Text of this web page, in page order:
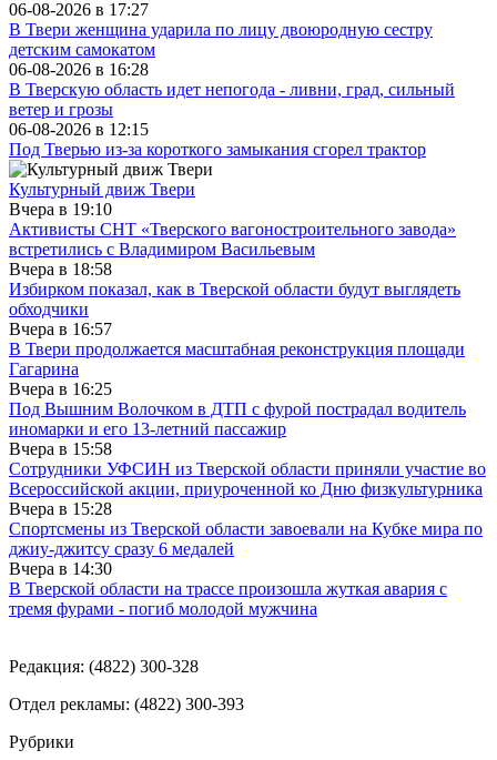
06-08-2026 в 17:27
В Твери женщина ударила по лицу двоюродную сестру
детским самокатом
06-08-2026 в 16:28
В Тверскую область идет непогода - ливни, град, сильный
ветер и грозы
06-08-2026 в 12:15
Под Тверью из-за короткого замыкания сгорел трактор
Культурный движ Твери
Вчера в 19:10
Активисты СНТ «Тверского вагоностроительного завода»
встретились с Владимиром Васильевым
Вчера в 18:58
Избирком показал, как в Тверской области будут выглядеть
обходчики
Вчера в 16:57
В Твери продолжается масштабная реконструкция площади
Гагарина
Вчера в 16:25
Под Вышним Волочком в ДТП с фурой пострадал водитель
иномарки и его 13-летний пассажир
Вчера в 15:58
Сотрудники УФСИН из Тверской области приняли участие во
Всероссийской акции, приуроченной ко Дню физкультурника
Вчера в 15:28
Спортсмены из Тверской области завоевали на Кубке мира по
джиу-джитсу сразу 6 медалей
Вчера в 14:30
В Тверской области на трассе произошла жуткая авария с
тремя фурами - погиб молодой мужчина
Редакция: (4822) 300-328
Отдел рекламы: (4822) 300-393
Рубрики